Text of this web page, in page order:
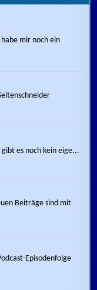
mir noch ein
es noch kein eige...
Beiträge sind mit
Episodenfolge